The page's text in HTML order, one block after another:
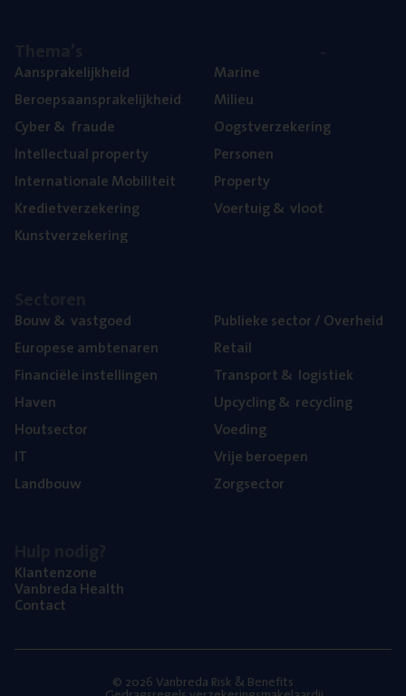
Aan­spra­ke­lijk­heid
Beroeps­aan­spra­ke­lijk­heid
Cyber& fraude
Intel­lec­tu­al property
Inter­na­ti­o­na­le Mobiliteit
Kre­diet­ver­ze­ke­ring
Kunst­ver­ze­ke­ring
Mari­ne
Mili­eu
Oogst­ver­ze­ke­ring
Per­so­nen
Pro­per­ty
Voer­tuig& vloot
Bouw& vastgoed
Euro­pe­se ambtenaren
Finan­ci­ë­le instellingen
Haven
Hout­sec­tor
IT
Land­bouw
Publie­ke sec­tor / Overheid
Retail
Trans­port& logistiek
Upcy­cling& recycling
Voe­ding
Vrije beroe­pen
Zorg­sec­tor
Klan­ten­zo­ne
Van­b­re­da Health
Con­tact
© 2026 Vanbreda Risk & Benefits